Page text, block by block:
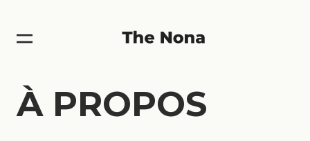
À PROPOS